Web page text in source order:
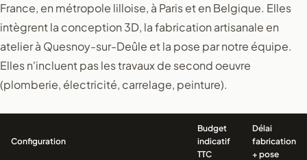
France, en métropole lilloise, à Paris et en Belgique. Elles
intègrent la conception 3D, la fabrication artisanale en
atelier à Quesnoy-sur-Deûle et la pose par notre équipe.
Elles n'incluent pas les travaux de second oeuvre
(plomberie, électricité, carrelage, peinture).
Configuration
Budget
indicatif
TTC
Délai
fabrication
+ pose